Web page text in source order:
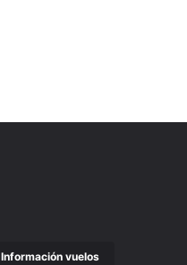
Información vuelos